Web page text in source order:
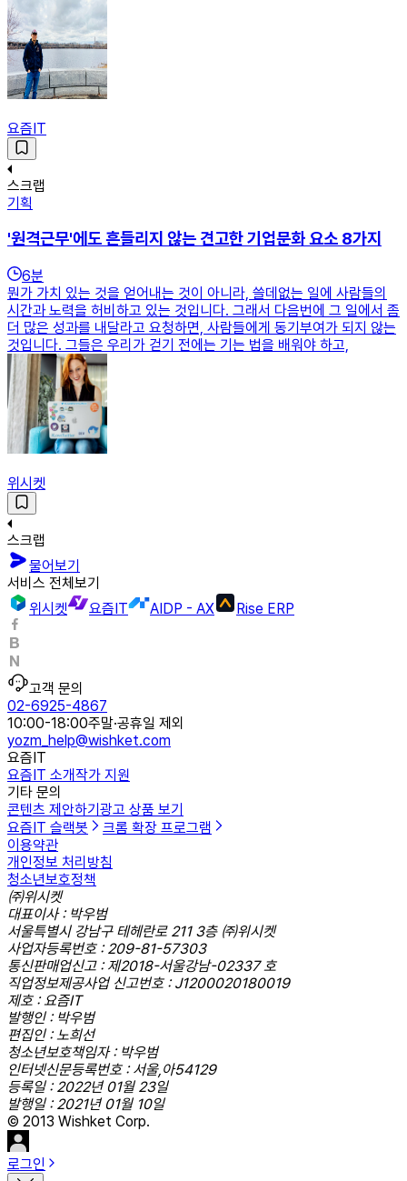
요즘IT
스크랩
기획
'원격근무'에도 흔들리지 않는 견고한 기업문화 요소 8가지
6분
뭔가 가치 있는 것을 얻어내는 것이 아니라, 쓸데없는 일에 사람들의
시간과 노력을 허비하고 있는 것입니다. 그래서 다음번에 그 일에서 좀
더 많은 성과를 내달라고 요청하면, 사람들에게 동기부여가 되지 않는
것입니다. 그들은 우리가 걷기 전에는 기는 법을 배워야 하고,
위시켓
스크랩
물어보기
서비스 전체보기
위시켓
요즘IT AIDP - AX Rise ERP
고객 문의
02-6925-4867
10:00-18:00주말·공휴일 제외
yozm_help@wishket.com
요즘IT
요즘IT 소개작가 지원
기타 문의
콘텐츠 제안하기 광고 상품 보기
요즘IT 슬랙봇
크롬 확장 프로그램
이용약관
개인정보 처리방침
청소년보호정책
㈜위시켓
대표이사 : 박우범
서울특별시 강남구 테헤란로 211 3층 ㈜위시켓
사업자등록번호 : 209-81-57303
통신판매업신고 : 제2018-서울강남-02337 호
직업정보제공사업 신고번호 : J1200020180019
제호 : 요즘IT
발행인 : 박우범
편집인 : 노희선
청소년보호책임자 : 박우범
인터넷신문등록번호 : 서울,아54129
등록일 : 2022년 01월 23일
발행일 : 2021년 01월 10일
© 2013 Wishket Corp.
로그인